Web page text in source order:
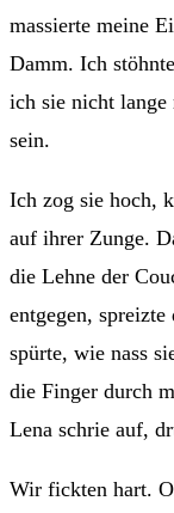
massierte meine
Damm. Ich
ich sie nicht
sein.
Ich zog sie hoch,
auf ihrer Zunge.
die Lehne der
entgegen,
spürte, wie nass
die Finger durch
Lena schrie auf,
Wir fickten hart.